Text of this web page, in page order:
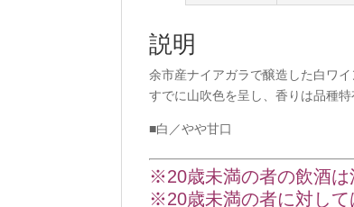
説明
余市産ナイアガラで醸造した白ワイ
すでに山吹色を呈し、香りは品種
■白／やや甘口
※20歳未満の者の飲酒は
※20歳未満の者に対して